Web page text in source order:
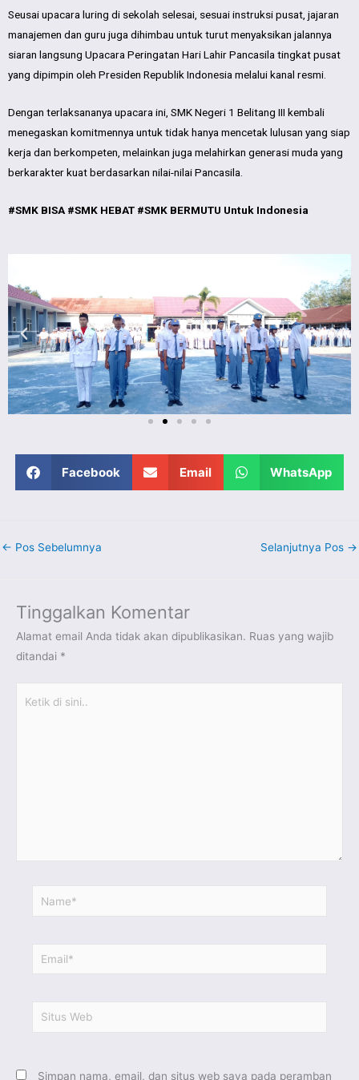
Seusai upacara luring di sekolah selesai, sesuai instruksi pusat, jajaran
manajemen dan guru juga dihimbau untuk turut menyaksikan jalannya
siaran langsung Upacara Peringatan Hari Lahir Pancasila tingkat pusat
yang dipimpin oleh Presiden Republik Indonesia melalui kanal resmi.
Dengan terlaksananya upacara ini, SMK Negeri 1 Belitang III kembali
menegaskan komitmennya untuk tidak hanya mencetak lulusan yang siap
kerja dan berkompeten, melainkan juga melahirkan generasi muda yang
berkarakter kuat berdasarkan nilai-nilai Pancasila.
#SMK BISA #SMK HEBAT #SMK BERMUTU Untuk Indonesia
Facebook Email WhatsApp
← Pos Sebelumnya Selanjutnya Pos →
Tinggalkan Komentar
Alamat email Anda tidak akan dipublikasikan. Ruas yang wajib
ditandai *
Name*
Email*
Situs
Simpan nama, email, dan situs web saya pada peramban